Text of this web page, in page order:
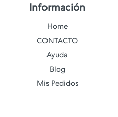
Información
Home
CONTACTO
Ayuda
Blog
Mis Pedidos